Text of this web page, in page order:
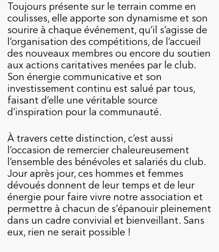
Toujours présente sur le terrain comme en
coulisses, elle apporte son dynamisme et son
sourire à chaque événement, qu’il s’agisse de
l’organisation des compétitions, de l’accueil
des nouveaux membres ou encore du soutien
aux actions caritatives menées par le club.
Son énergie communicative et son
investissement continu est salué par tous,
faisant d’elle une véritable source
d’inspiration pour la communauté.
À travers cette distinction, c’est aussi
l’occasion de remercier chaleureusement
l’ensemble des bénévoles et salariés du club.
Jour après jour, ces hommes et femmes
dévoués donnent de leur temps et de leur
énergie pour faire vivre notre association et
permettre à chacun de s’épanouir pleinement
dans un cadre convivial et bienveillant. Sans
eux, rien ne serait possible !